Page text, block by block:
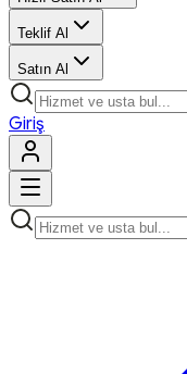
Teklif Al
Satın Al
Giriş